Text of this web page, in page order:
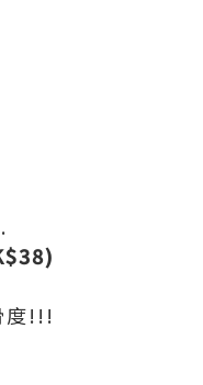
度!!!